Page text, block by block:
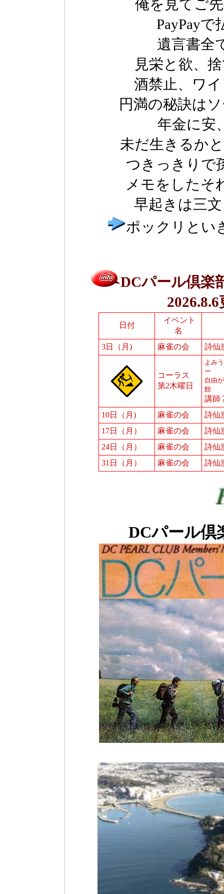
俺を見てご
PayPay
遺言書全
見栄と欲、
酒禁止、ワ
円満の秘訣は
年金に安
未だ生きるか
つきっきりで
メモをしたそ
早起きは三
ポックリとい
DCパール倶楽
日付
イベント
名
3日（月) 麻雀の会 詩仙
コーラス
第2木曜日
よみ
ー
自由
館
講師
10日（月)
麻雀の会
詩仙
17日（月）
麻雀の会
詩仙
24日（月）
麻雀の会
詩仙
31日（月）
麻雀の会 詩仙
DCパール倶